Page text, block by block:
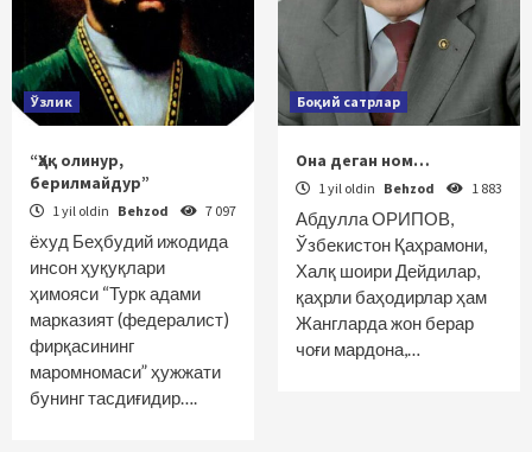
Ўзлик
“Ҳақ олинур,
берилмайдур”
1 yil oldin Behzod 7 097
ёхуд Беҳбудий ижодида
инсон ҳуқуқлари
ҳимояси “Турк адами
марказият (федералист)
фирқасининг
маромномаси” ҳужжати
бунинг тасдиғидир….
Боқий сатрлар
Она деган ном…
1 yil oldin Behzod 1 883
Абдулла ОРИПОВ,
Ўзбекистон Қаҳрамони,
Халқ шоири Дейдилар,
қаҳрли баҳодирлар ҳам
Жангларда жон берар
чоғи мардона,…